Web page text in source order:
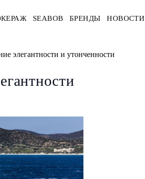
SEABOB БРЕНДЫ НОВОСТИ
элегантности и утонченности